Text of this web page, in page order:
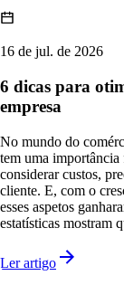
16 de jul. de 2026
6 dicas para
empresa
No mundo do
tem uma importância
considerar custos,
cliente. E, com o
esses aspetos
estatísticas mostram
Ler artigo